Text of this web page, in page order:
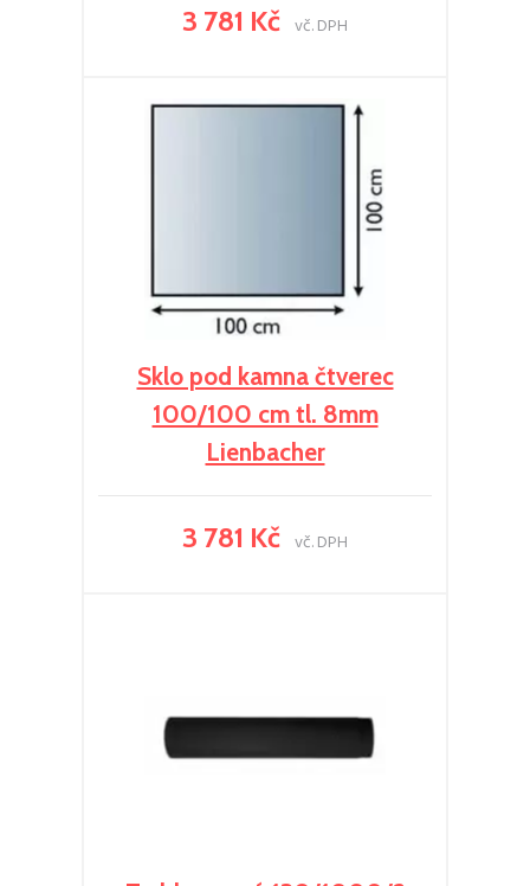
3 781 Kč vč. DPH
Sklo pod kamna čtverec
100/100 cm tl. 8mm
Lienbacher
3 781 Kč vč. DPH